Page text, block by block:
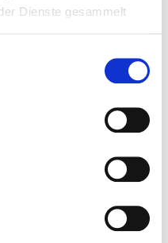
Dienste gesammelt